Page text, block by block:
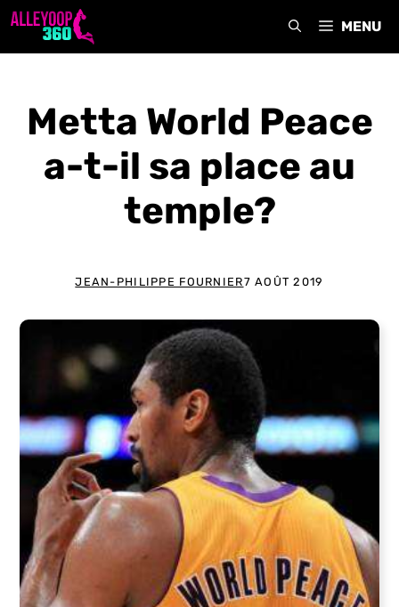
Aller
MENU
Metta World Peace
a-t-il sa place au
temple?
JEAN-PHILIPPE FOURNIER7 AOÛT 2019